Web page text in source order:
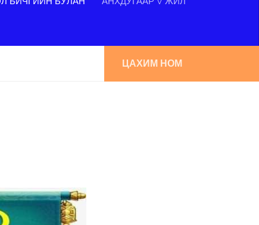
ЦАХИМ НОМ